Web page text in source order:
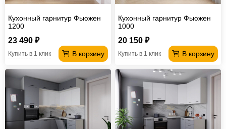
Кухонный гарнитур Фьюжен
1200
23 490 ₽
В корзину
Купить в 1 клик
Кухонный гарнитур Фьюжен
1000
20 150 ₽
В корзину
Купить в 1 клик